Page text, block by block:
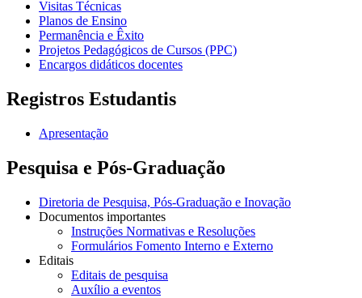
Visitas Técnicas
Planos de Ensino
Permanência e Êxito
Projetos Pedagógicos de Cursos (PPC)
Encargos didáticos docentes
Registros Estudantis
Apresentação
Pesquisa e Pós-Graduação
Diretoria de Pesquisa, Pós-Graduação e Inovação
Documentos importantes
Instruções Normativas e Resoluções
Formulários Fomento Interno e Externo
Editais
Editais de pesquisa
Auxílio a eventos